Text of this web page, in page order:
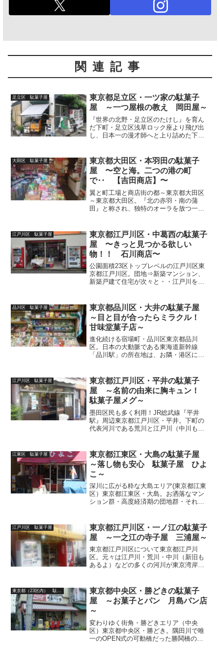
関連記事
足立区 駄菓子屋
東京都足立区・一ツ家の駄菓子
屋 ～一つ屋根の教え 岡田屋～
『世界の北野・足立区のたけし』を育ん
だ下町・足立区浅草ロック座より飛び出
し、日本一の漫才師へと上り詰めた下町
た【千住宿】は、今や一大ターミナル
【北千住駅】へと躍進。令和...
大田区 駄菓子屋
東京都大田区・本羽田の駄菓子
屋 〜空と海。二つの港の町
で‥ 【吉田商店】〜
翼と町工場と商店街の都～東京都大田区
～東京都大田区。『北の赤羽・南の蒲
田』と称され、独特のオーラを放つ一大
の大森（区）が合併。一字ずつ取り名付
けられし【大田】の由来。臨...
江戸川区 駄菓子屋
東京都江戸川区・中葛西の駄菓子
屋 〜きっと見つかる欲しい
物！！ 石川商店〜
公園面積23区トップレベルの江戸川区東
京都江戸川区。団地⇒新築マンション、
新築戸建て住宅が次々と・・江戸川を挟
開発一辺倒かよ‥と思うこと勿れ。都内
唯一のラムサール条約登...
品川区 駄菓子屋
東京都品川区・大井の駄菓子屋
～目と目が合ったらミラクル！
甘味堂菓子店～
進化続ける宿場町・品川区東京都品川
区。日本の大動脈である東海道新幹線
「品川駅」の所在地は、お隣・港区にあ
花のお江戸の日本橋～京都へ続く東海道
53次の初っ端を飾り今なお往...
江戸川区 駄菓子屋
東京都江戸川区・平井の駄菓子
屋 ～名前の由来に胸キュン！
駄菓子屋メグ～
墨田区民も多く利用！JR総武線『平井
駅』周辺東京都江戸川区・平井。下町の
代表河川である荒川と江戸川（中川も流
て、「平井大橋よろしく！」荒川を渡っ
た先（外側）にある・・・...
江東区 駄菓子屋
東京都江東区・大島の駄菓子屋
～落し物も安心 駄菓子屋 ひよ
こ～
深川に広がる粋な大島エリア(東京都江東
区）東京都江東区・大島。お洒落なマン
ション群・高度経済期の団地群・それ以
で30年以上も営業を続けている駄菓子屋
さん「ひよこ」を御紹...
江戸川区 駄菓子屋
東京都江戸川区・一ノ江の駄菓子
屋 ～一之江の寺子屋 三浦屋～
東京都江戸川区について東京都江戸川
区。元々は江戸川・荒川・中川（新旧も
あるよ）などの多くの河川が東京湾岸河
「勘弁してよ、東西線の通勤ラッシュ」
の恨み節を良く聞くも、区全体...
東京都（23区内） 駄菓子屋
東京都中央区・勝どきの駄菓子
屋 ～お菓子とパン 月島パン店
～
変わりゆく街角・勝どきエリア（中央
区）東京都中央区・勝どき。隅田川で唯
一のOPEN式の可動橋だった勝鬨橋の袂